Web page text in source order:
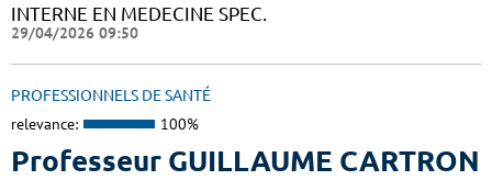
INTERNE EN MEDECINE SPEC.
29/04/2026 09:50
PROFESSIONNELS DE SANTÉ
relevance: 100%
Professeur GUILLAUME CARTRON